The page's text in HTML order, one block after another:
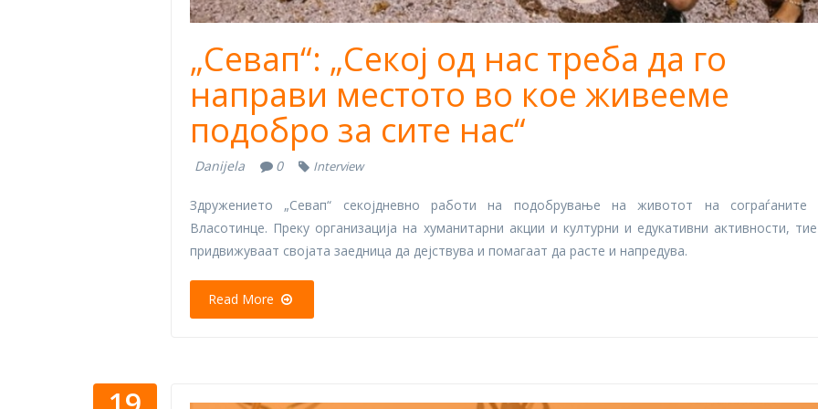
„Севап“: „Секој од нас треба да го
направи местото во кое живееме
подобро за сите нас“
Danijela 0 Interview
Здружението „Севап“ секојдневно работи на подобрување на животот на сограѓаните
Власотинце. Преку организација на хуманитарни акции и културни и едукативни активности,
придвижуваат својата заедница да дејствува и помагаат да расте и напредува.
Read More